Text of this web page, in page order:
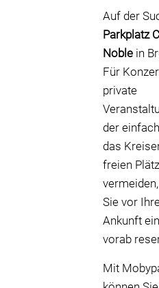
Auf der
Parkplatz
Noble in
Für
private
der
das
freien
Sie vor
Ankunft
vorab
Mit